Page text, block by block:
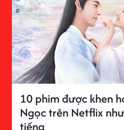
10 phim được khen
Ngọc trên Netflix
tiếng